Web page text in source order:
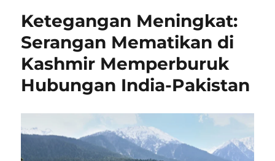
Ketegangan Meningkat:
Serangan Mematikan di
Kashmir Memperburuk
Hubungan India-Pakistan